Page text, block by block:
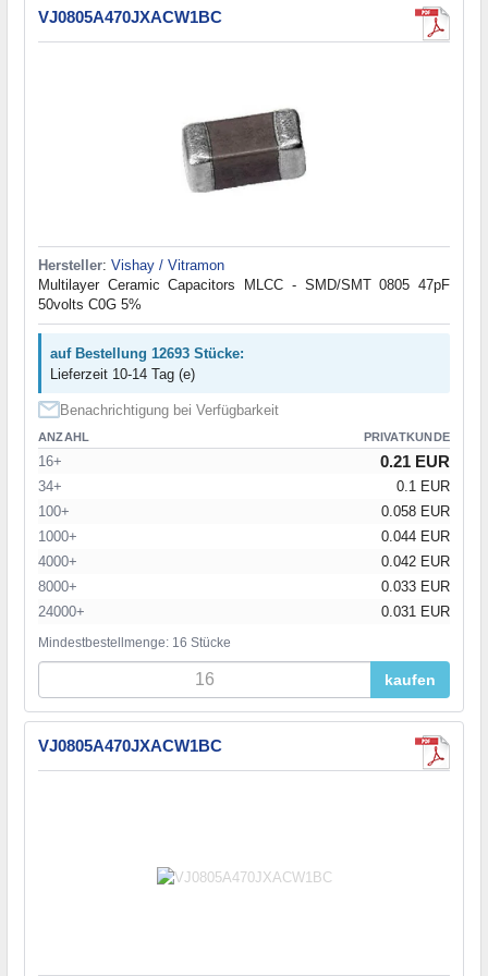
VJ0805A470JXACW1BC
Hersteller: Vishay / Vitramon
Multilayer Ceramic Capacitors MLCC - SMD/SMT 0805 47pF
50volts C0G 5%
auf Bestellung 12693 Stücke:
Lieferzeit 10-14 Tag (e)
Benachrichtigung bei Verfügbarkeit
ANZAHL PRIVATKUNDE
16+ 0.21 EUR
34+
0.1 EUR
100+
0.058 EUR
1000+
0.044 EUR
4000+
0.042 EUR
8000+
0.033 EUR
24000+
0.031 EUR
Mindestbestellmenge: 16 Stücke
kaufen
VJ0805A470JXACW1BC